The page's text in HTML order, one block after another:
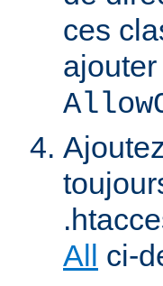
ces
All ci-